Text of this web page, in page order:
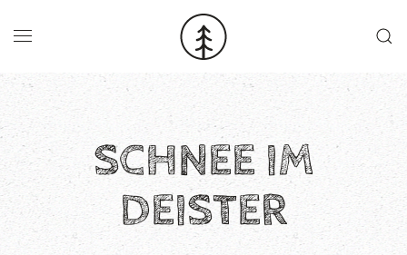
Skip to main content
SCHNEE IM
DEISTER